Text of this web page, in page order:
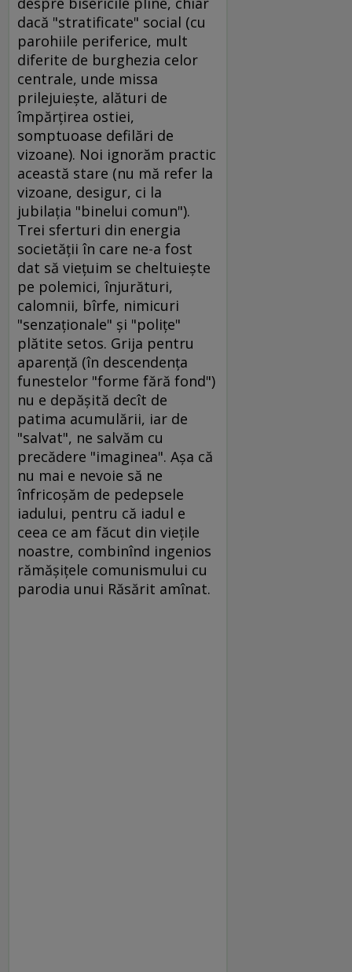
dacă "stratificate" social (cu
parohiile periferice, mult
diferite de burghezia celor
centrale, unde missa
prilejuieşte, alături de
împărţirea ostiei,
somptuoase defilări de
vizoane). Noi ignorăm practic
această stare (nu mă refer la
vizoane, desigur, ci la
jubilaţia "binelui comun").
Trei sferturi din energia
societăţii în care ne-a fost
dat să vieţuim se cheltuieşte
pe polemici, înjurături,
calomnii, bîrfe, nimicuri
"senzaţionale" şi "poliţe"
plătite setos. Grija pentru
aparenţă (în descendenţa
funestelor "forme fără fond")
nu e depăşită decît de
patima acumulării, iar de
"salvat", ne salvăm cu
precădere "imaginea". Aşa că
nu mai e nevoie să ne
înfricoşăm de pedepsele
iadului, pentru că iadul e
ceea ce am făcut din vieţile
noastre, combinînd ingenios
rămăşiţele comunismului cu
parodia unui Răsărit amînat.